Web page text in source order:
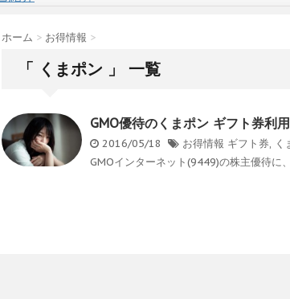
ホーム > お得情報 >
「 くまポン 」 一覧
GMO優待のくまポン ギフト券利
2016/05/18 お得情報 ギフト券, く
GMOインターネット(9449)の株主優待に